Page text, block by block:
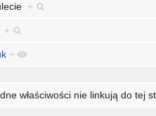
+
+
+
właściwości nie linkują do tej